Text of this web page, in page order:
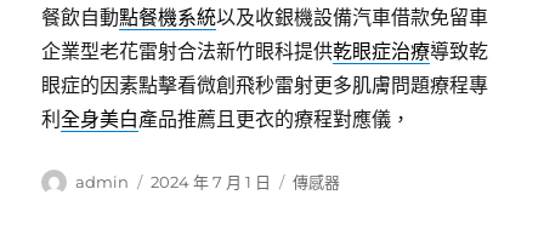
餐飲自動點餐機系統以及收銀機設備汽車借款免留車
企業型老花雷射合法新竹眼科提供乾眼症治療導致乾
眼症的因素點擊看微創飛秒雷射更多肌膚問題療程專
利全身美白產品推薦且更衣的療程對應儀，
作
admin
發
2024 年 7 月 1 日
分
傳感器